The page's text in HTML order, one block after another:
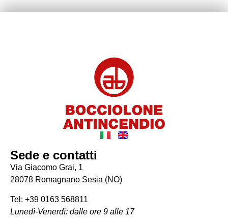
Sede e contatti
Via Giacomo Grai, 1
28078 Romagnano Sesia (NO)
Tel: +39 0163 568811
Lunedì-Venerdì: dalle ore 9 alle 17